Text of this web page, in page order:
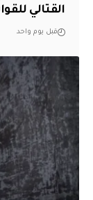
القتالي
قبل يوم واحد